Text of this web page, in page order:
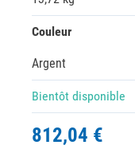
Couleur
Argent
Bientôt disponible
812,04 €